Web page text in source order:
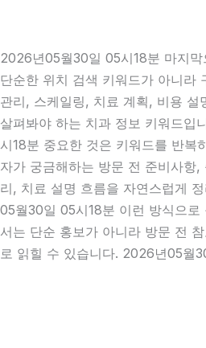
2026년05월30일 05시18분 마지
단순한 위치 검색 키워드가 아니라
관리, 스케일링, 치료 계획, 비용 설
살펴봐야 하는 치과 정보 키워드입
시18분 중요한 것은 키워드를 반복
자가 궁금해하는 방문 전 준비사항
리, 치료 설명 흐름을 자연스럽게
05월30일 05시18분 이런 방식으로
서는 단순 홍보가 아니라 방문 전
로 읽힐 수 있습니다. 2026년05월